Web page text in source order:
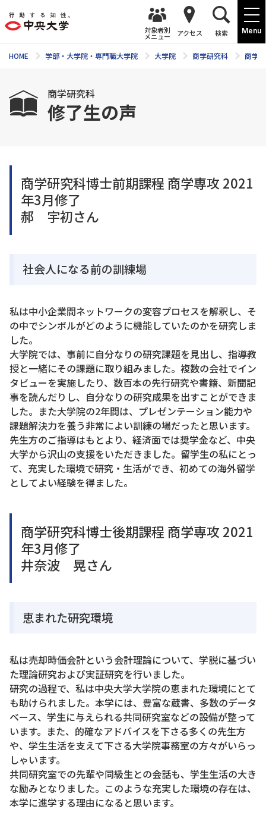
Menu
対象者別
メニュー アクセス 検索
HOME 学部・大学院・専門職大学院 大学院 商学研究科 商学
商学研究科
修了生の声
商学研究科博士前期課程 商学専攻 2021
年3月修了
郝 宇初さん
社会人になる前の訓練場
私は中小企業間ネットワークの変容プロセスを解釈し、そ
の中でシンボルがどのように機能していたのかを研究しま
した。
大学院では、事前に自分なりの研究課題を見出し、指導教
授と一緒にその課題に取り組みました。複数の会社でイン
タビューを実施したり、数百本の先行研究や書籍、新聞記
事を読んだりし、自分なりの研究成果を出すことができま
した。また大学院の2年間は、プレゼンテーション能力や
課題解決力を養う非常によい訓練の場だったと思います。
先生方のご指導はもとより、経済面では奨学金など、中央
大学から沢山の支援をいただきました。留学生の私にとっ
て、充実した環境で研究・生活ができ、初めての海外留学
としてよい経験を得ました。
商学研究科博士後期課程 商学専攻 2021
年3月修了
井奈波 晃さん
恵まれた研究環境
私は売却時価会計という会計理論について、学説に基づい
た理論研究および実証研究を行いました。
研究の過程で、私は中央大学大学院の恵まれた環境にとて
も助けられました。本学には、豊富な蔵書、多数のデータ
ベース、学生に与えられる共同研究室などの設備が整って
います。また、的確なアドバイスを下さる多くの先生方
や、学生生活を支えて下さる大学院事務室の方々がいらっ
しゃいます。
共同研究室での先輩や同級生との会話も、学生生活の大き
な励みとなりました。このような充実した環境の存在は、
本学に進学する理由になると思います。